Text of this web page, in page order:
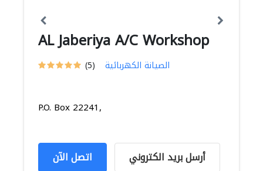
AL Jaberiya A/C Workshop
(5) الصيانة الكهربائية
P.O. Box 22241,
اتصل الآن أرسل بريد الكتروني